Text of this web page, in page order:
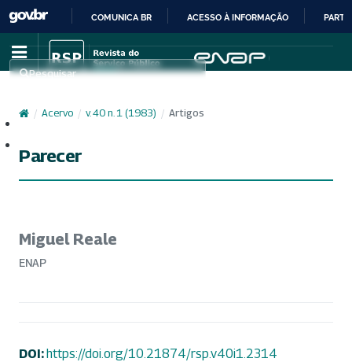
IR
PARA
CONTEÚDO
COMUNICA BR ACESSO À INFORMAÇÃO
Pesquisar
/ Acervo / v. 40 n. 1 (1983) / Artigos
Parecer
Miguel Reale
ENAP
DOI:https://doi.org/10.21874/rsp.v40i1.2314